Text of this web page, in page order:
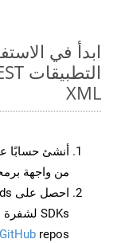
ابدأ في
XML
أنشئ حسابًا
من واجهة
SDKs لشفرة مصدر Curl من